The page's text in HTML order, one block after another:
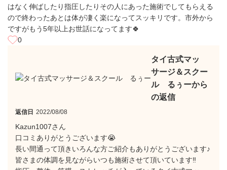
はなく伸ばしたり指圧したりその人にあった施術でしてもらえる
ので終わったあとは体が凄く楽になってスッキリです。市外から
ですがもう5年以上お世話になってます🍀
0
タイ古式マッ
サージ＆スクー
ル るぅーから
の返信
返信日 2022/08/08
Kazun1007さん
口コミありがとうございます😭
長い間通って頂きいろんな方ご紹介もありがとうございます♪
皆さまの体調を見ながらいつも施術させて頂いています‼️